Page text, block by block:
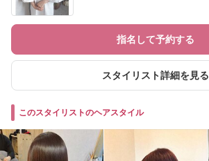
指名して予約する
スタイリスト詳細を見る
このスタイリストのヘアスタイル